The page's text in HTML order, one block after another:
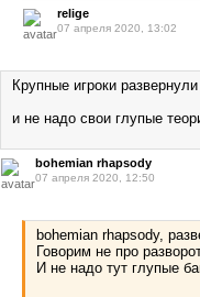
relige
07 апреля 2020, 13:02
Крупные игроки
и не надо свои глупые
bohemian rhapsody
07 апреля 2020, 12:50
bohemian rhapsody,
Говорим не про
И не надо тут глупые